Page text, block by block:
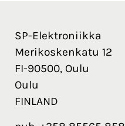
SP-Elektroniikka
Merikoskenkatu 12
FI-90500, Oulu
Oulu
FINLAND